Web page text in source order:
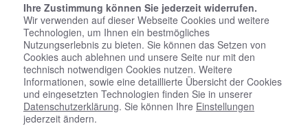
Ihre Zustimmung können Sie jederzeit widerrufen.
Wir verwenden auf dieser Webseite Cookies und weitere
Technologien, um Ihnen ein bestmögliches
Nutzungserlebnis zu bieten. Sie können das Setzen von
Cookies auch ablehnen und unsere Seite nur mit den
technisch notwendigen Cookies nutzen. Weitere
Informationen, sowie eine detaillierte Übersicht der Cookies
und eingesetzten Technologien finden Sie in unserer
Datenschutzerklärung. Sie können Ihre Einstellungen
jederzeit ändern.